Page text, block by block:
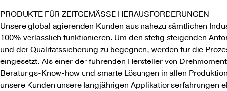
PRODUKTE FÜR ZEITGEMÄSSE HERAUSFORDERUNGEN
Unsere global agierenden Kunden aus nahezu sämtlichen
100% verlässlich funktionieren. Um den stetig steigenden
und der Qualitätssicherung zu begegnen, werden für die
eingesetzt. Als einer der führenden Hersteller von
Beratungs-Know-how und smarte Lösungen in allen
unsere Kunden unsere langjährigen Applikationserfahrungen